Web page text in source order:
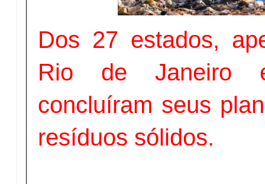
Dos 27 estados,
Rio de Janeiro
concluíram seus
resíduos sólidos.